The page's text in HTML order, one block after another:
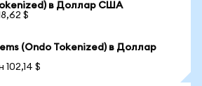
в Доллар США
$
(Ondo Tokenized) в Доллар
102,14 $